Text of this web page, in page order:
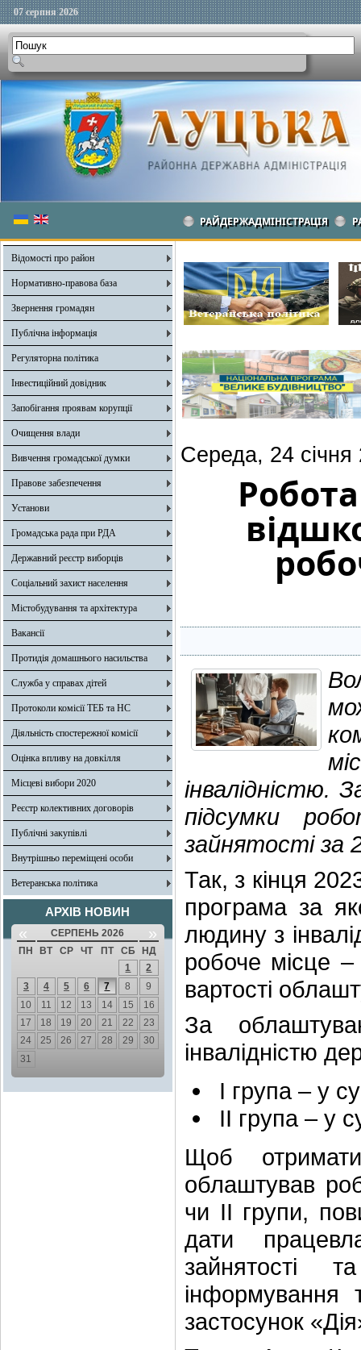
07 серпня 2026
РАЙДЕРЖАДМІНІСТРАЦІЯ
Відомості про район
Нормативно-правова база
Звернення громадян
Публічна інформація
Регуляторна політика
Інвестиційний довідник
Запобігання проявам корупції
Очищення влади
Вивчення громадської думки
Правове забезпечення
Установи
Громадська рада при РДА
Державний реєстр виборців
Соціальний захист населення
Містобудування та архітектура
Вакансії
Протидія домашнього насильства
Служба у справах дітей
Протоколи комісії ТЕБ та НС
Діяльність спостережної комісії
Оцінка впливу на довкілля
Місцеві вибори 2020
Реєстр колективних договорів
Публічні закупівлі
Внутрішньо переміщені особи
Ветеранська політика
АРХІВ НОВИН
« СЕРПЕНЬ 2026 »
ПН ВТ СР ЧТ ПТ СБ
НД
1
2
3
4 5 6 7 8
9
10
11 12 13 14 15
16
17
18 19 20 21 22
23
24
25 26 27 28 29
30
31
Середа, 24
інвалідністю.
підсумки
зайнятості за
Так, з кінця
програма за
людину з
робоче місце
вартості
За
інвалідністю
І група – у
II група – у
Щоб
облаштував
чи II групи,
дати
зайнятості
інформування
застосунок